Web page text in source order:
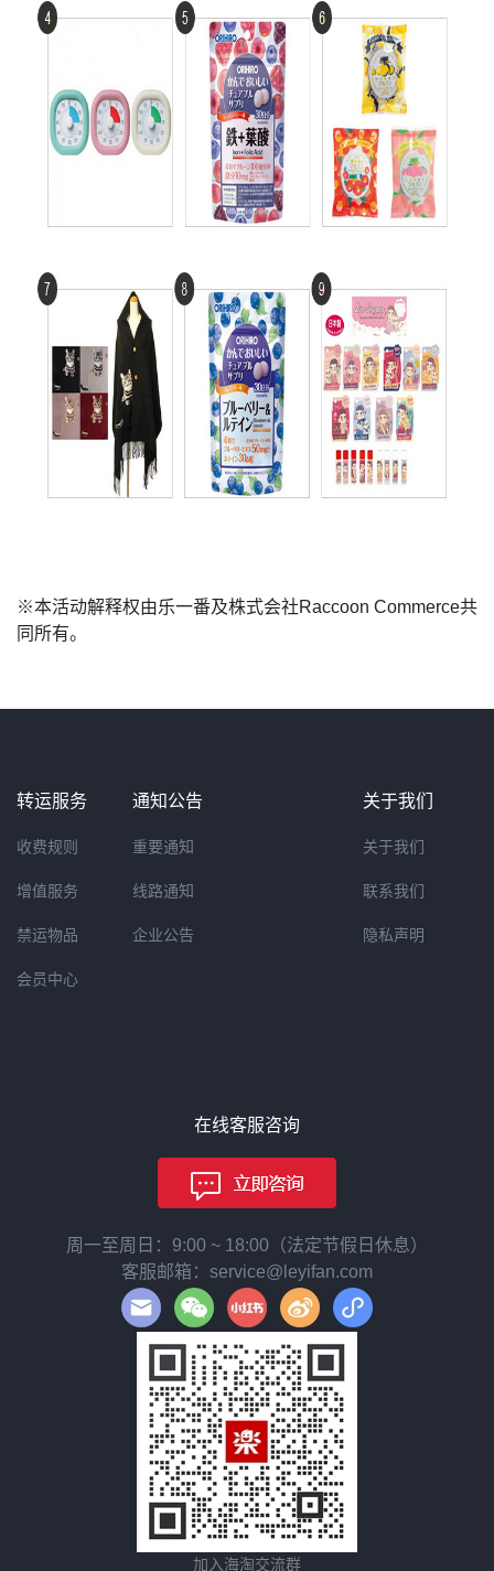
※本活动解释权由乐一番及株式会社Raccoon Commerce共
同所有。
转运服务
收费规则
增值服务
禁运物品
会员中心
通知公告
重要通知
线路通知
企业公告
关于我们
关于我们
联系我们
隐私声明
在线客服咨询
周一至周日：9:00 ~ 18:00（法定节假日休息）
客服邮箱：service@leyifan.com
加入海淘交流群